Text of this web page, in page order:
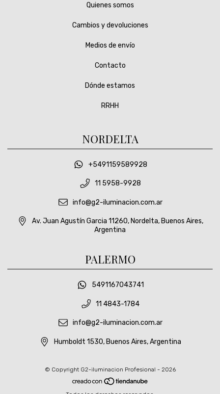
Quienes somos
Cambios y devoluciones
Medios de envío
Contacto
Dónde estamos
RRHH
NORDELTA
+5491159589928
11 5958-9928
info@g2-iluminacion.com.ar
Av. Juan Agustín Garcia 11260, Nordelta, Buenos Aires,
Argentina
PALERMO
5491167043741
11 4843-1784
info@g2-iluminacion.com.ar
Humboldt 1530, Buenos Aires, Argentina
© Copyright G2-iluminacion Profesional - 2026